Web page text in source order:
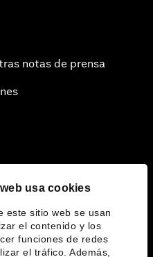
usa cookies
este sitio web se usan
el contenido y los
funciones de redes
el tráfico. Además,
notas de prensa